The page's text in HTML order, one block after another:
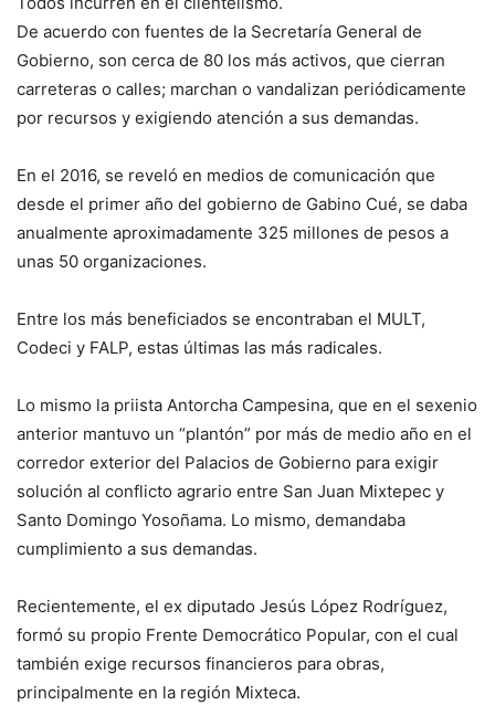
De acuerdo con fuentes de la Secretaría General de
Gobierno, son cerca de 80 los más activos, que cierran
carreteras o calles; marchan o vandalizan periódicamente
por recursos y exigiendo atención a sus demandas.
En el 2016, se reveló en medios de comunicación que
desde el primer año del gobierno de Gabino Cué, se daba
anualmente aproximadamente 325 millones de pesos a
unas 50 organizaciones.
Entre los más beneficiados se encontraban el MULT,
Codeci y FALP, estas últimas las más radicales.
Lo mismo la priista Antorcha Campesina, que en el sexenio
anterior mantuvo un “plantón” por más de medio año en el
corredor exterior del Palacios de Gobierno para exigir
solución al conflicto agrario entre San Juan Mixtepec y
Santo Domingo Yosoñama. Lo mismo, demandaba
cumplimiento a sus demandas.
Recientemente, el ex diputado Jesús López Rodríguez,
formó su propio Frente Democrático Popular, con el cual
también exige recursos financieros para obras,
principalmente en la región Mixteca.